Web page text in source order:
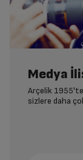
Medya
Arçelik
sizlere daha